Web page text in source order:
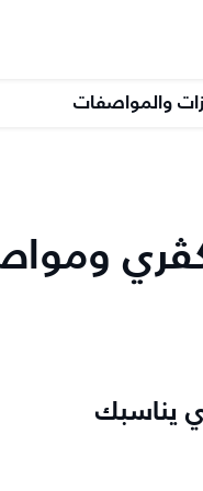
والمواصفات
يناسبك